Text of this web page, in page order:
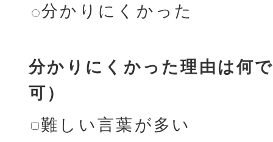
分かりにくかった
分かりにくかった理由は何
可）
難しい言葉が多い